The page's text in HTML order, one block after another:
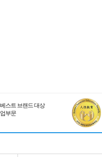
스트 브랜드 대상
부문